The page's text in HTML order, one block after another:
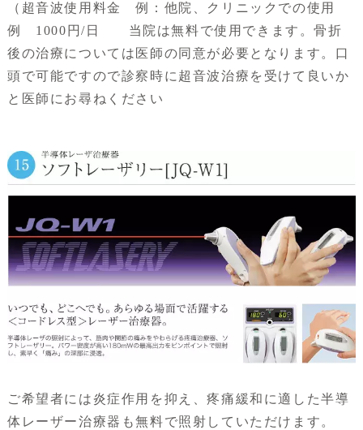
（超音波使用料金 例：他院、クリニックでの使用
例 1000円/日 当院は無料で使用できます。骨折
後の治療については医師の同意が必要となります。口
頭で可能ですので診察時に超音波治療を受けて良いか
と医師にお尋ねください
ご希望者には炎症作用を抑え、疼痛緩和に適した半導
体レーザー治療器も無料で照射していただけます。